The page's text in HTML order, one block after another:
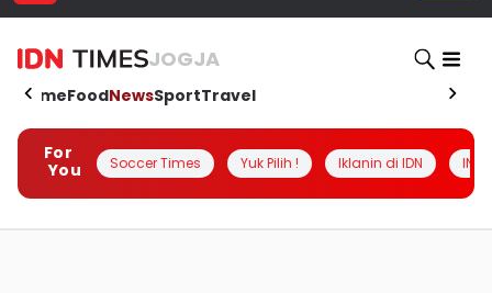
JOGJA
HomeFoodNewsSportTravel
For
You
Soccer Times Yuk Pilih ! Iklanin di IDN